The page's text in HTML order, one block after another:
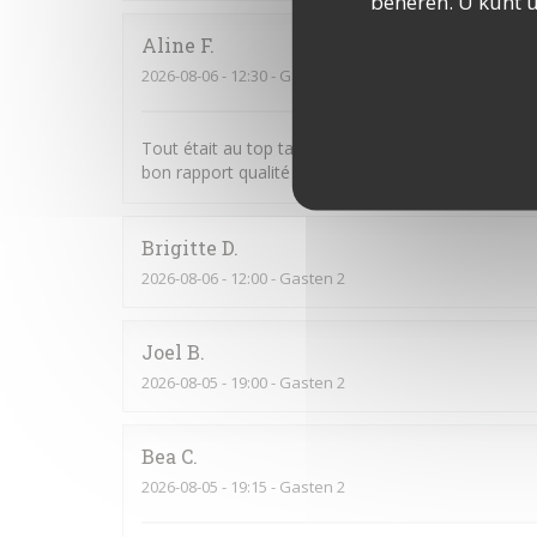
Aline F
2026-08-06- 12:30 - Gasten 2
Tout était au top tant le service que les plats 😊
bon rapport qualité prix 👌
Brigitte D
2026-08-06- 12:00 - Gasten 2
Joel B
2026-08-05 - 19:00 - Gasten 2
Bea C
2026-08-05 - 19:15 - Gasten 2